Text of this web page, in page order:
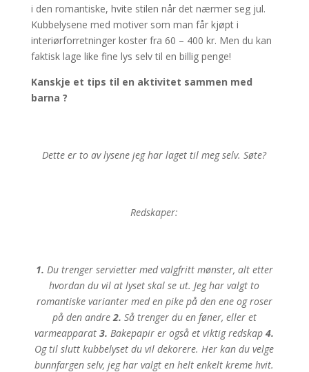
i den romantiske, hvite stilen når det nærmer seg jul.
Kubbelysene med motiver som man får kjøpt i
interiørforretninger koster fra 60 – 400 kr. Men du kan
faktisk lage like fine lys selv til en billig penge!
Kanskje et tips til en aktivitet sammen med
barna ?
Dette er to av lysene jeg har laget til meg selv. Søte?
Redskaper:
1. Du trenger servietter med valgfritt mønster, alt etter
hvordan du vil at lyset skal se ut. Jeg har valgt to
romantiske varianter med en pike på den ene og roser
på den andre2. Så trenger du en føner, eller et
varmeapparat3. Bakepapir er også et viktig redskap4.
Og til slutt kubbelyset du vil dekorere. Her kan du velge
bunnfargen selv, jeg har valgt en helt enkelt kreme hvit.